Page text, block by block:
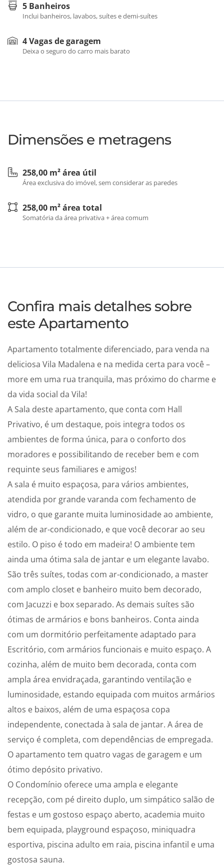
5 Banheiros
Inclui banheiros, lavabos, suítes e demi-suítes
4 Vagas de garagem
Deixa o seguro do carro mais barato
Dimensões e metragens
258,00 m² área útil
Área exclusiva do imóvel, sem considerar as paredes
258,00 m² área total
Somatória da área privativa + área comum
Confira mais detalhes sobre
este Apartamento
Apartamento totalmente diferenciado, para venda na
deliciosa Vila Madalena e na medida certa para você –
more em uma rua tranquila, mas próximo do charme e
da vida social da Vila!
A Sala deste apartamento, que conta com Hall
Privativo, é um destaque, pois integra todos os
ambientes de forma única, para o conforto dos
moradores e possibilitando de receber bem e com
requinte seus familiares e amigos!
A sala é muito espaçosa, para vários ambientes,
atendida por grande varanda com fechamento de
vidro, o que garante muita luminosidade ao ambiente,
além de ar-condicionado, e que você decorar ao seu
estilo. O piso é todo em madeira! O ambiente tem
ainda uma ótima sala de jantar e um elegante lavabo.
São três suítes, todas com ar-condicionado, a master
com amplo closet e banheiro muito bem decorado,
com Jacuzzi e box separado. As demais suítes são
ótimas de armários e bons banheiros. Conta ainda
com um dormitório perfeitamente adaptado para
Escritório, com armários funcionais e muito espaço. A
cozinha, além de muito bem decorada, conta com
ampla área envidraçada, garantindo ventilação e
luminosidade, estando equipada com muitos armários
altos e baixos, além de uma espaçosa copa
independente, conectada à sala de jantar. A área de
serviço é completa, com dependências de empregada.
O apartamento tem quatro vagas de garagem e um
ótimo depósito privativo.
O Condomínio oferece uma ampla e elegante
recepção, com pé direito duplo, um simpático salão de
festas e um gostoso espaço aberto, academia muito
bem equipada, playground espaçoso, miniquadra
esportiva, piscina adulto em raia, piscina infantil e uma
gostosa sauna.